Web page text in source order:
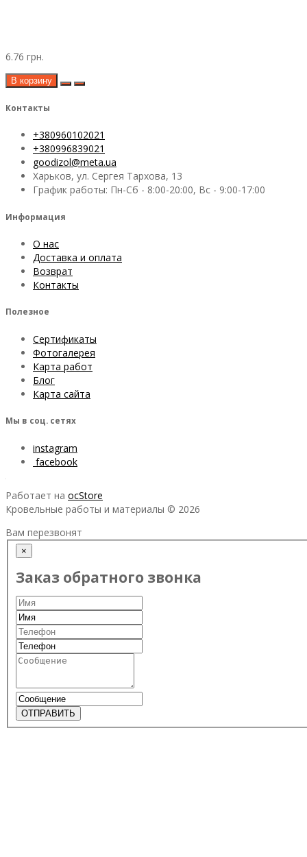
6.76 грн.
В корзину
Контакты
+380960102021
+380996839021
goodizol@meta.ua
Харьков, ул. Сергея Тархова, 13
График работы: Пн-Сб - 8:00-20:00, Вс - 9:00-17:00
Информация
О нас
Доставка и оплата
Возврат
Контакты
Полезное
Сертификаты
Фотогалерея
Карта работ
Блог
Карта сайта
Мы в соц. сетях
instagram
facebook
Работает на ocStore
Кровельные работы и материалы © 2026
Вам перезвонят
×
Заказ обратного звонка
ОТПРАВИТЬ